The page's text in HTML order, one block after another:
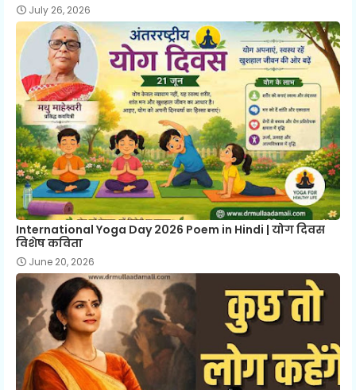
July 26, 2026
International Yoga Day 2026 Poem in Hindi | योग दिवस
विशेष कविता
June 20, 2026